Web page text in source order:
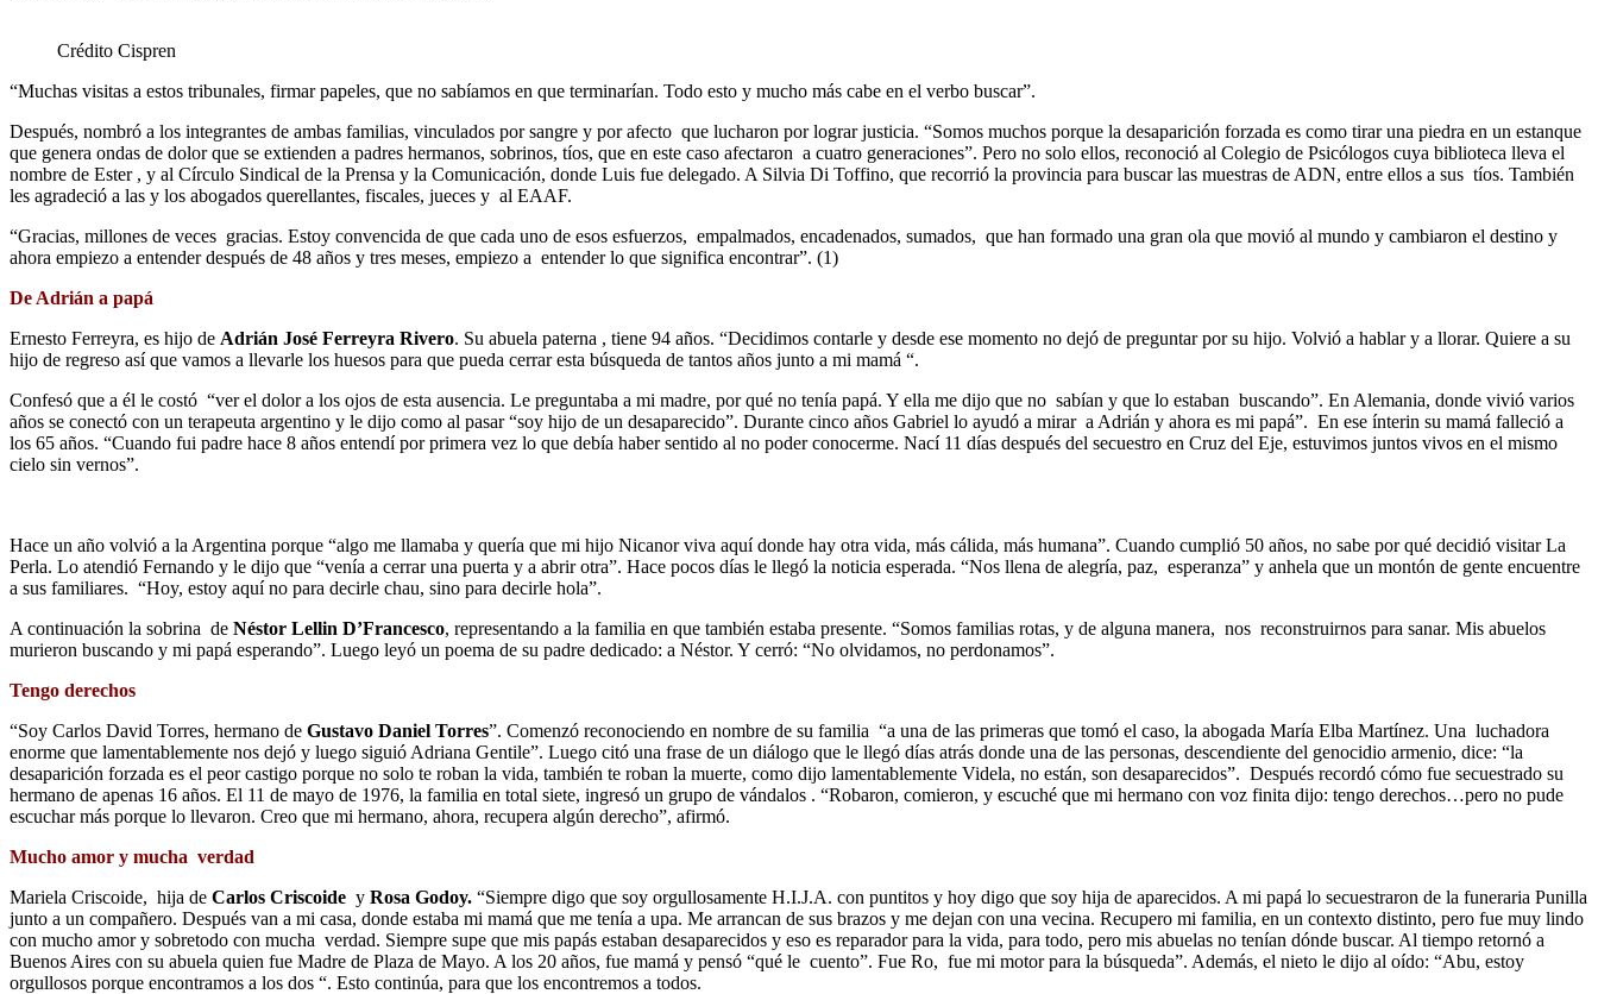
Crédito Cispren
“Muchas visitas a estos tribunales, firmar papeles, que no sabíamos en que terminarían. Todo esto y mucho más cabe en el verbo buscar”.
Después, nombró a los integrantes de ambas familias, vinculados por sangre y por afecto que lucharon por lograr justicia. “Somos muchos porque la desaparición forzada es como tirar una piedra en un estanque
que genera ondas de dolor que se extienden a padres hermanos, sobrinos, tíos, que en este caso afectaron a cuatro generaciones”. Pero no solo ellos, reconoció al Colegio de Psicólogos cuya biblioteca lleva el
nombre de Ester , y al Círculo Sindical de la Prensa y la Comunicación, donde Luis fue delegado. A Silvia Di Toffino, que recorrió la provincia para buscar las muestras de ADN, entre ellos a sus tíos. También
les agradeció a las y los abogados querellantes, fiscales, jueces y al EAAF.
“Gracias, millones de veces gracias. Estoy convencida de que cada uno de esos esfuerzos, empalmados, encadenados, sumados, que han formado una gran ola que movió al mundo y cambiaron el destino y
ahora empiezo a entender después de 48 años y tres meses, empiezo a entender lo que significa encontrar”. (1)
De Adrián a papá
Ernesto Ferreyra, es hijo de Adrián José Ferreyra Rivero. Su abuela paterna , tiene 94 años. “Decidimos contarle y desde ese momento no dejó de preguntar por su hijo. Volvió a hablar y a llorar. Quiere a su
hijo de regreso así que vamos a llevarle los huesos para que pueda cerrar esta búsqueda de tantos años junto a mi mamá “.
Confesó que a él le costó “ver el dolor a los ojos de esta ausencia. Le preguntaba a mi madre, por qué no tenía papá. Y ella me dijo que no sabían y que lo estaban buscando”. En Alemania, donde vivió varios
años se conectó con un terapeuta argentino y le dijo como al pasar “soy hijo de un desaparecido”. Durante cinco años Gabriel lo ayudó a mirar a Adrián y ahora es mi papá”. En ese ínterin su mamá falleció a
los 65 años. “Cuando fui padre hace 8 años entendí por primera vez lo que debía haber sentido al no poder conocerme. Nací 11 días después del secuestro en Cruz del Eje, estuvimos juntos vivos en el mismo
cielo sin vernos”.
Hace un año volvió a la Argentina porque “algo me llamaba y quería que mi hijo Nicanor viva aquí donde hay otra vida, más cálida, más humana”. Cuando cumplió 50 años, no sabe por qué decidió visitar La
Perla. Lo atendió Fernando y le dijo que “venía a cerrar una puerta y a abrir otra”. Hace pocos días le llegó la noticia esperada. “Nos llena de alegría, paz, esperanza” y anhela que un montón de gente encuentre
a sus familiares. “Hoy, estoy aquí no para decirle chau, sino para decirle hola”.
A continuación la sobrina de Néstor Lellin D’Francesco, representando a la familia en que también estaba presente. “Somos familias rotas, y de alguna manera, nos reconstruirnos para sanar. Mis abuelos
murieron buscando y mi papá esperando”. Luego leyó un poema de su padre dedicado: a Néstor. Y cerró: “No olvidamos, no perdonamos”.
Tengo derechos
“Soy Carlos David Torres, hermano de Gustavo Daniel Torres”. Comenzó reconociendo en nombre de su familia “a una de las primeras que tomó el caso, la abogada María Elba Martínez. Una luchadora
enorme que lamentablemente nos dejó y luego siguió Adriana Gentile”. Luego citó una frase de un diálogo que le llegó días atrás donde una de las personas, descendiente del genocidio armenio, dice: “la
desaparición forzada es el peor castigo porque no solo te roban la vida, también te roban la muerte, como dijo lamentablemente Videla, no están, son desaparecidos”. Después recordó cómo fue secuestrado su
hermano de apenas 16 años. El 11 de mayo de 1976, la familia en total siete, ingresó un grupo de vándalos . “Robaron, comieron, y escuché que mi hermano con voz finita dijo: tengo derechos…pero no pude
escuchar más porque lo llevaron. Creo que mi hermano, ahora, recupera algún derecho”, afirmó.
Mucho amor y mucha verdad
Mariela Criscoide, hija de Carlos Criscoide y Rosa Godoy. “Siempre digo que soy orgullosamente H.I.J.A. con puntitos y hoy digo que soy hija de aparecidos. A mi papá lo secuestraron de la funeraria Punilla
junto a un compañero. Después van a mi casa, donde estaba mi mamá que me tenía a upa. Me arrancan de sus brazos y me dejan con una vecina. Recupero mi familia, en un contexto distinto, pero fue muy lindo
con mucho amor y sobretodo con mucha verdad. Siempre supe que mis papás estaban desaparecidos y eso es reparador para la vida, para todo, pero mis abuelas no tenían dónde buscar. Al tiempo retornó a
Buenos Aires con su abuela quien fue Madre de Plaza de Mayo. A los 20 años, fue mamá y pensó “qué le cuento”. Fue Ro, fue mi motor para la búsqueda”. Además, el nieto le dijo al oído: “Abu, estoy
orgullosos porque encontramos a los dos “. Esto continúa, para que los encontremos a todos.